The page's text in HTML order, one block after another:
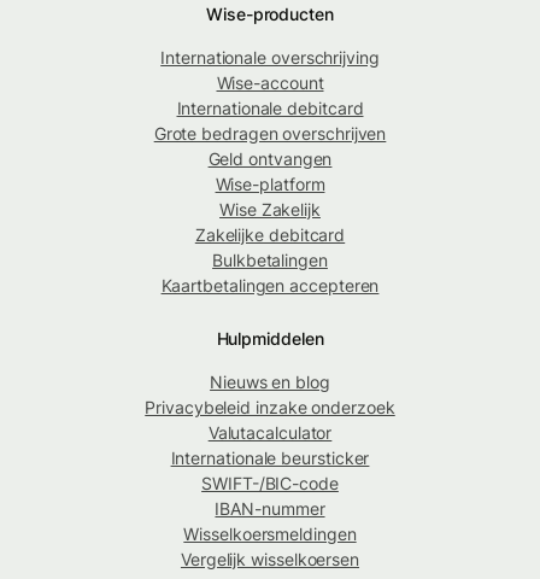
Wise-producten
Internationale overschrijving
Wise-account
Internationale debitcard
Grote bedragen overschrijven
Geld ontvangen
Wise-platform
Wise Zakelijk
Zakelijke debitcard
Bulkbetalingen
Kaartbetalingen accepteren
Hulpmiddelen
Nieuws en blog
Privacybeleid inzake onderzoek
Valutacalculator
Internationale beursticker
SWIFT-/BIC-code
IBAN-nummer
Wisselkoersmeldingen
Vergelijk wisselkoersen